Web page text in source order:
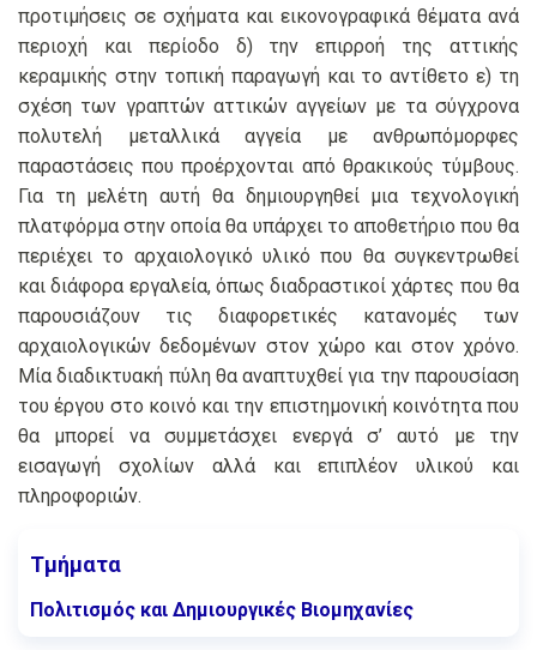
προτιμήσεις σε σχήματα και εικονογραφικά θέματα ανά
περιοχή και περίοδο δ) την επιρροή της αττικής
κεραμικής στην τοπική παραγωγή και το αντίθετο ε) τη
σχέση των γραπτών αττικών αγγείων με τα σύγχρονα
πολυτελή μεταλλικά αγγεία με ανθρωπόμορφες
παραστάσεις που προέρχονται από θρακικούς τύμβους.
Για τη μελέτη αυτή θα δημιουργηθεί μια τεχνολογική
πλατφόρμα στην οποία θα υπάρχει το αποθετήριο που θα
περιέχει το αρχαιολογικό υλικό που θα συγκεντρωθεί
και διάφορα εργαλεία, όπως διαδραστικοί χάρτες που θα
παρουσιάζουν τις διαφορετικές κατανομές των
αρχαιολογικών δεδομένων στον χώρο και στον χρόνο.
Μία διαδικτυακή πύλη θα αναπτυχθεί για την παρουσίαση
του έργου στο κοινό και την επιστημονική κοινότητα που
θα μπορεί να συμμετάσχει ενεργά σ’ αυτό με την
εισαγωγή σχολίων αλλά και επιπλέον υλικού και
πληροφοριών.
Τμήματα
Πολιτισμός και Δημιουργικές Βιομηχανίες